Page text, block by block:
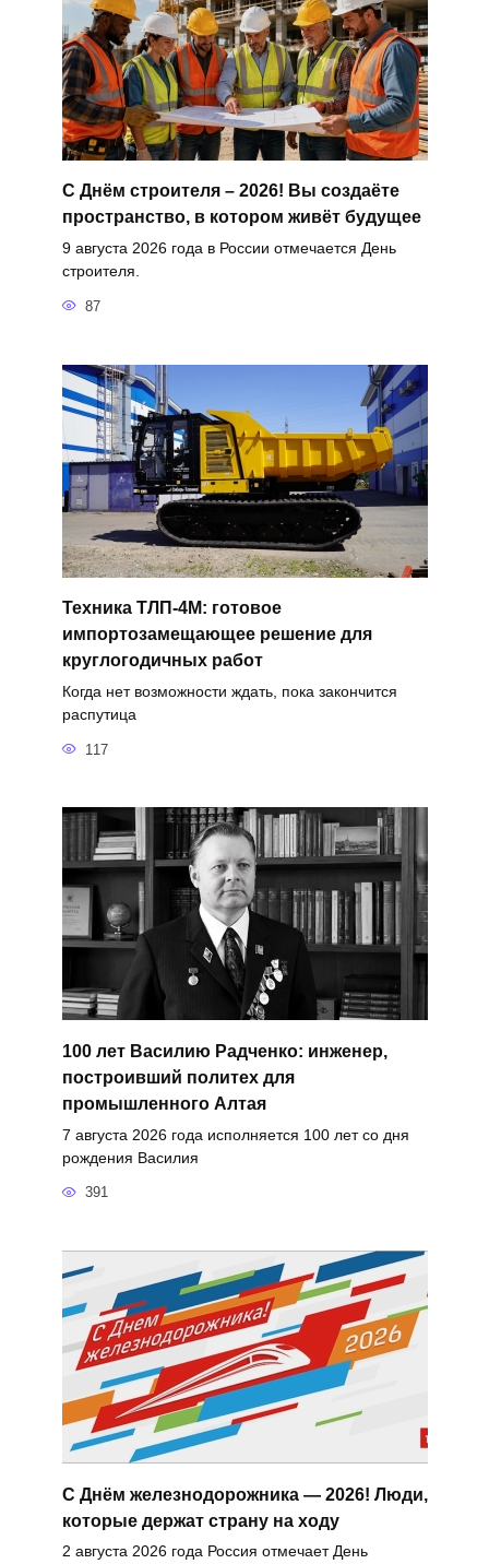
С Днём строителя – 2026! Вы создаёте
пространство, в котором живёт будущее
9 августа 2026 года в России отмечается День
строителя.
87
Техника ТЛП-4М: готовое
импортозамещающее решение для
круглогодичных работ
Когда нет возможности ждать, пока закончится
распутица
117
100 лет Василию Радченко: инженер,
построивший политех для
промышленного Алтая
7 августа 2026 года исполняется 100 лет со дня
рождения Василия
391
С Днём железнодорожника — 2026! Люди,
которые держат страну на ходу
2 августа 2026 года Россия отмечает День